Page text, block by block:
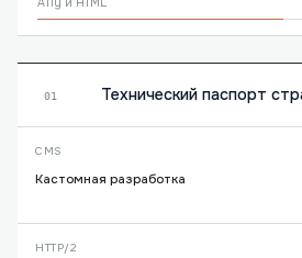
01 Технический паспорт
CMS
Кастомная разработка
HTTP/2